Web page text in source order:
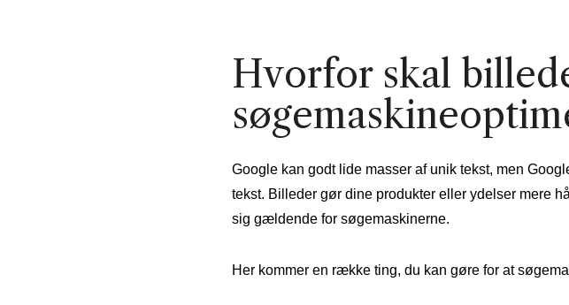
Hvorfor skal
Google kan godt lide masser af unik tekst, men
tekst. Billeder gør dine produkter eller ydelser mere
sig gældende for søgemaskinerne.
Her kommer en række ting, du kan gøre for at